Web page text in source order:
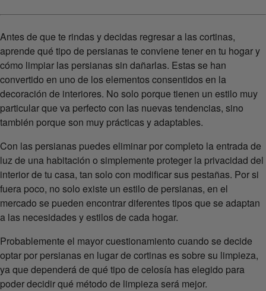
Antes de que te rindas y decidas regresar a las cortinas,
aprende qué tipo de persianas te conviene tener en tu hogar y
cómo limpiar las persianas sin dañarlas. Estas se han
convertido en uno de los elementos consentidos en la
decoración de interiores. No solo porque tienen un estilo muy
particular que va perfecto con las nuevas tendencias, sino
también porque son muy prácticas y adaptables.
Con las persianas puedes eliminar por completo la entrada de
luz de una habitación o simplemente proteger la privacidad del
interior de tu casa, tan solo con modificar sus pestañas. Por si
fuera poco, no solo existe un estilo de persianas, en el
mercado se pueden encontrar diferentes tipos que se adaptan
a las necesidades y estilos de cada hogar.
Probablemente el mayor cuestionamiento cuando se decide
optar por persianas en lugar de cortinas es sobre su limpieza,
ya que dependerá de qué tipo de celosía has elegido para
poder decidir qué método de limpieza será mejor.